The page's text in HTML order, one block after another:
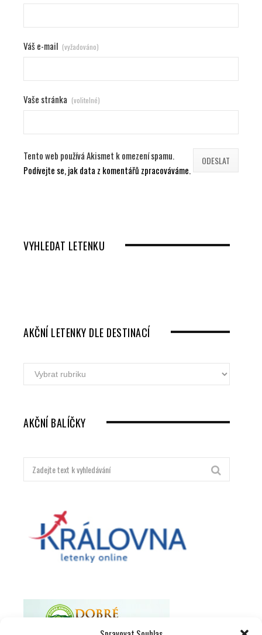
Váš e-mail (vyžadováno)
Vaše stránka (volitelné)
Tento web používá Akismet k omezení spamu.
Podívejte se, jak data z komentářů zpracováváme.
VYHLEDAT LETENKU
AKČNÍ LETENKY DLE DESTINACÍ
Akční
letenky
destinací
AKČNÍ BALÍČKY
Hledat: